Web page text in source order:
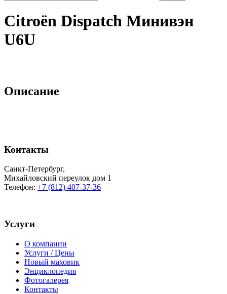
Citroën Dispatch Минивэн
U6U
Описание
Контакты
Санкт-Петербург,
Михайловский переулок дом 1
Телефон: +7 (812) 407-37-36
Услуги
О компании
Услуги / Цены
Новый маховик
Энциклопедия
Фотогалерея
Контакты